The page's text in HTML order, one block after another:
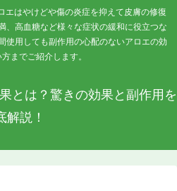
エはやけどや傷の炎症を抑えて皮膚の修復
、高血糖など様々な症状の緩和に役立つな
使用しても副作用の心配のないアロエの効
までご紹介します。
とは？驚きの効果と副作用を
解説！